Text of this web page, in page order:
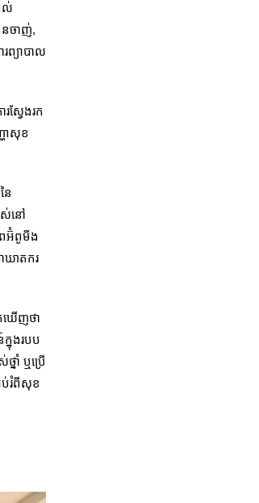
ល់
នចាញ់,
ព្យាបាល
វែងរក
ាសុខ
ៃ
ស់នៅ
អ៊ំពូមីង
ឃាតករ
ឃើញថា
នុងរបប
នាំ ឬប្រើ
ប់រំពីសុខ